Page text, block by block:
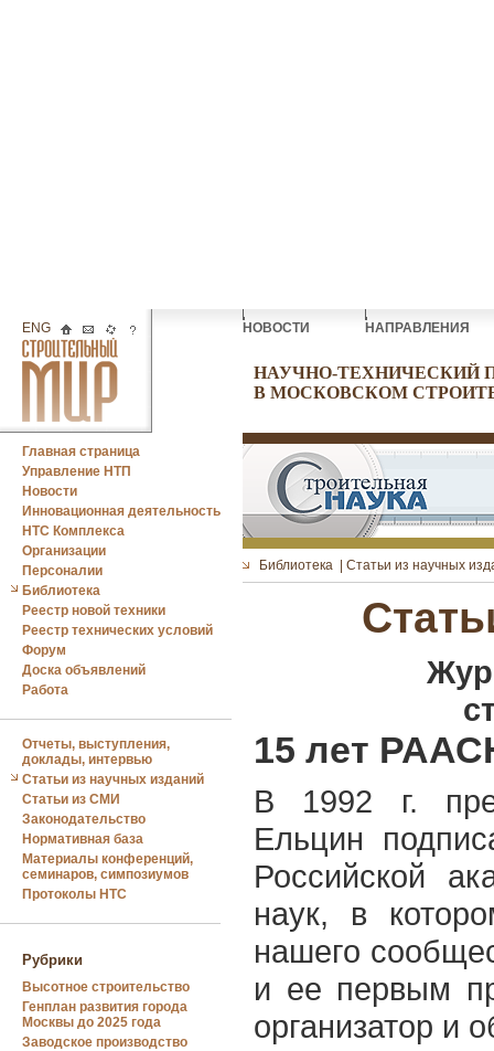
ENG НОВОСТИ НАПРАВЛЕНИЯ
НАУЧНО-ТЕХНИЧЕСКИЙ
В МОСКОВСКОМ
Главная страница
Управление НТП
Новости
Инновационная деятельность
НТС Комплекса
Организации
Персоналии
Библиотека
Реестр новой техники
Реестр технических условий
Форум
Доска объявлений
Работа
Отчеты, выступления,
доклады, интервью
Статьи из научных изданий
Статьи из СМИ
Законодательство
Нормативная база
Материалы конференций,
семинаров, симпозиумов
Протоколы НТС
Рубрики
Высотное строительство
Генплан развития города
Москвы до 2025 года
Заводское производство
Библиотека Статьи из научных
15 лет
В 1992 г.
Ельцин
Российской
наук, в
нашего
и ее первым
организатор и